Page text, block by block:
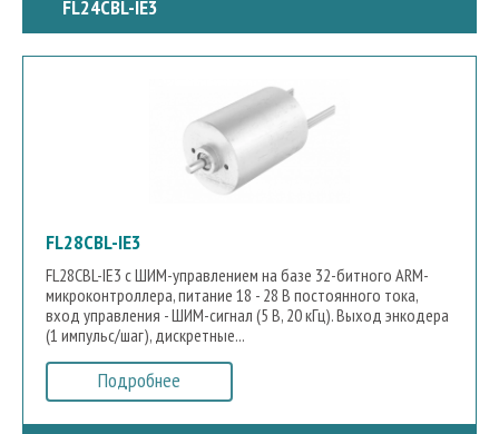
FL24CBL-IE3
FL28CBL-IE3
FL28CBL-IE3 с ШИМ-управлением на базе 32-битного ARM-
микроконтроллера, питание 18 - 28 В постоянного тока,
вход управления - ШИМ-сигнал (5 В, 20 кГц). Выход энкодера
(1 импульс/шаг), дискретные...
Подробнее